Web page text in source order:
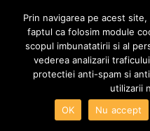
0765 522 734 | 0724 880
contact@imoneria.ro
MENIU
Prin navigarea pe acest
faptul ca folosim module
scopul imbunatatirii si al
vederea analizarii
protectiei anti-spam si
utilizarii
OK
Nu accept